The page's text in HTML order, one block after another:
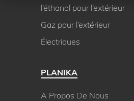
l’éthanol pour l’extérieur
Gaz pour l’extérieur
Électriques
PLANIKA
A Propos De Nous